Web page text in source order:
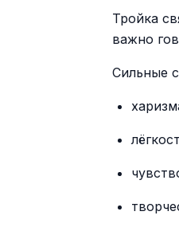
Тройка
важно
Сильные